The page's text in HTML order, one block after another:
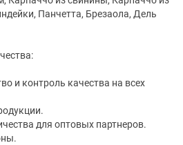
Панчетта, Брезаола, Дель
и контроль качества на всех
для оптовых партнеров.